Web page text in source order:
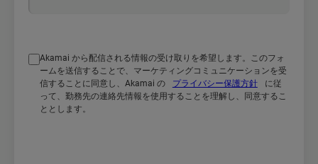
Akamai から配信される情報の受け取りを希望します。このフォ
ームを送信することで、マーケティングコミュニケーションを受
信することに同意し、Akamai の
プライバシー保護方針
に従
って、勤務先の連絡先情報を使用することを理解し、同意するこ
ととします。